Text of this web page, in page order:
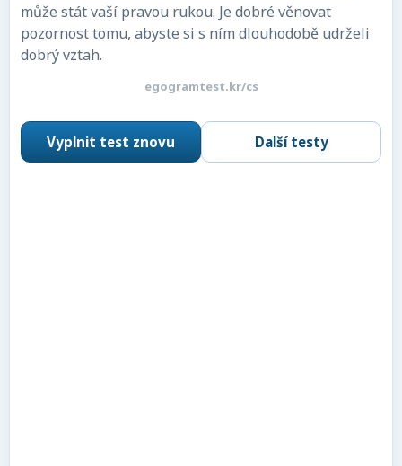
může stát vaší pravou rukou. Je dobré věnovat
pozornost tomu, abyste si s ním dlouhodobě udrželi
dobrý vztah.
egogramtest.kr/cs
Vyplnit test znovu Další testy